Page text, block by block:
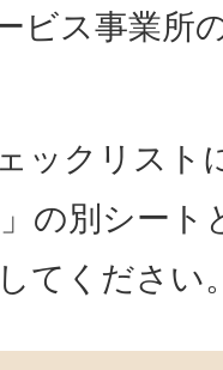
ビス事業所
ックリスト
の別シート
てください